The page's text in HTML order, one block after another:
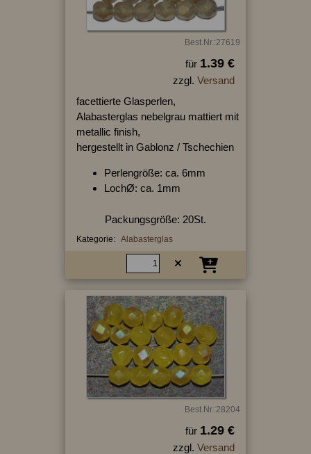
Best.Nr.:27619
für 1.39 €
zzgl. Versand
facettierte Glasperlen,
Alabasterglas nebelgrau mattiert mit
metallic finish,
hergestellt in Gablonz / Tschechien
Perlengröße: ca. 6mm
LochØ: ca. 1mm
Packungsgröße: 20St.
Kategorie: Alabasterglas
Best.Nr.:28204
für 1.29 €
zzgl. Versand